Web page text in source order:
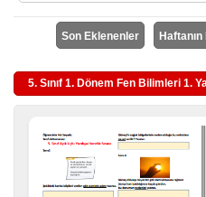
Son Eklenenler
5. Sınıf 1. Dönem Fen Bilimleri 1.